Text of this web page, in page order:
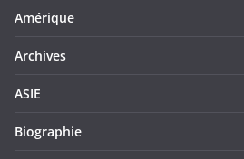
Amérique
Archives
ASIE
Biographie